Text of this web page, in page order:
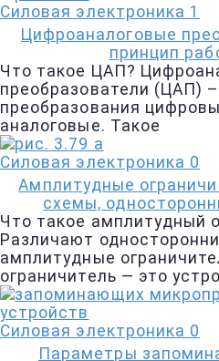
Силовая электроника 1
Цифроаналоговые
принцип
Что такое ЦАП?
преобразователи (ЦАП)
преобразования
аналоговые. Такое
Силовая электроника 0
Амплитудные
схемы,
Что такое амплитудный
Различают
амплитудные
ограничитель — это
Силовая электроника 0
Параметры